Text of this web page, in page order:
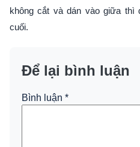
không cắt và dán vào giữa thì
cuối.
Để lại bình luận
Bình luận *